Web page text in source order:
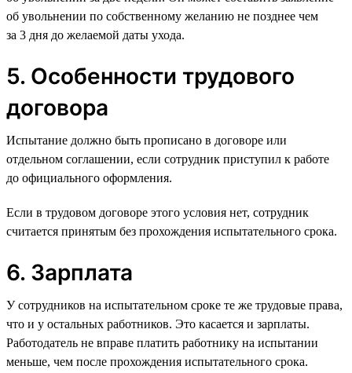
об увольнении по собственному желанию не позднее чем
за 3 дня до желаемой даты ухода.
5. Особенности трудового
договора
Испытание должно быть прописано в договоре или
отдельном соглашении, если сотрудник приступил к работе
до официального оформления.
Если в трудовом договоре этого условия нет, сотрудник
считается принятым без прохождения испытательного срока.
6. Зарплата
У сотрудников на испытательном сроке те же трудовые права,
что и у остальных работников. Это касается и зарплаты.
Работодатель не вправе платить работнику на испытании
меньше, чем после прохождения испытательного срока.